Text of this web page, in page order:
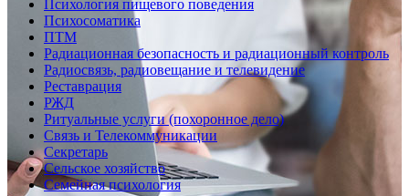
Психология пищевого поведения
Психосоматика
ПТМ
Радиационная безопасность и радиационный контроль
Радиосвязь, радиовещание и телевидение
Реставрация
РЖД
Ритуальные услуги (похоронное дело)
Связь и Телекоммуникации
Секретарь
Сельское хозяйство
Семейная психология